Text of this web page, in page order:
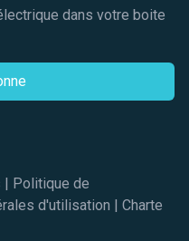
dans votre boite
| Politique de
d'utilisation | Charte